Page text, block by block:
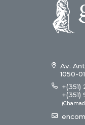
Av.
1050-
+(351)
+(351)